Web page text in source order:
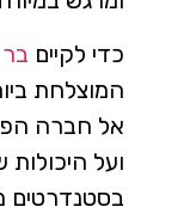
כדי לקיים
המוצלחת
אל חברה
ועל
בסטנדרטים